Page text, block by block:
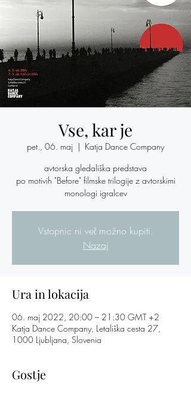
Vse, kar je
pet., 06. maj
  |
Katja Dance Company
avtorska gledališka predstava
po motivih "Before" filmske trilogije z avtorskimi
monologi igralcev
Vstopnic ni več možno kupiti.
Nazaj
Ura in lokacija
06. maj 2022, 20:00 – 21:30 GMT +2
Katja Dance Company, Letališka cesta 27,
1000 Ljubljana, Slovenia
Gostje